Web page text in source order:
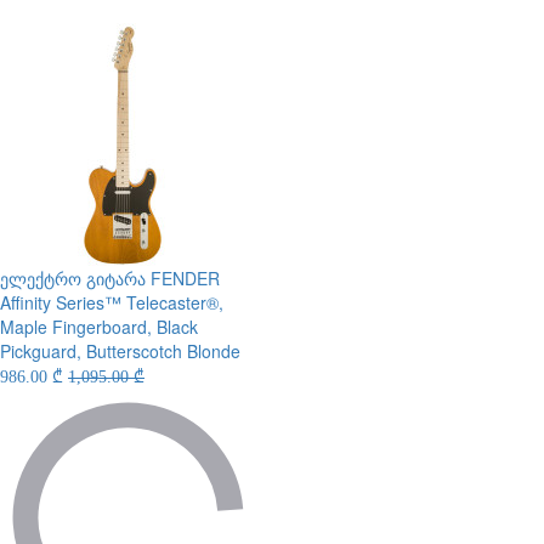
ელექტრო გიტარა FENDER
Affinity Series™ Telecaster®,
Maple Fingerboard, Black
Pickguard, Butterscotch Blonde
986.00 ₾ 1,095.00 ₾